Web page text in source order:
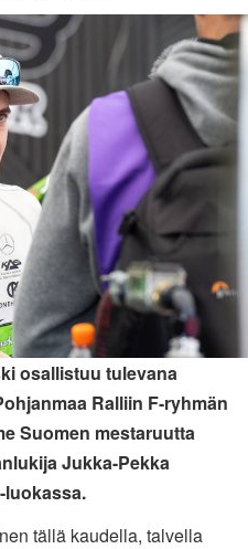
osallistuu tulevana
Ralliin F-ryhmän
Suomen mestaruutta
Jukka-Pekka
luokassa.
tällä kaudella, talvella